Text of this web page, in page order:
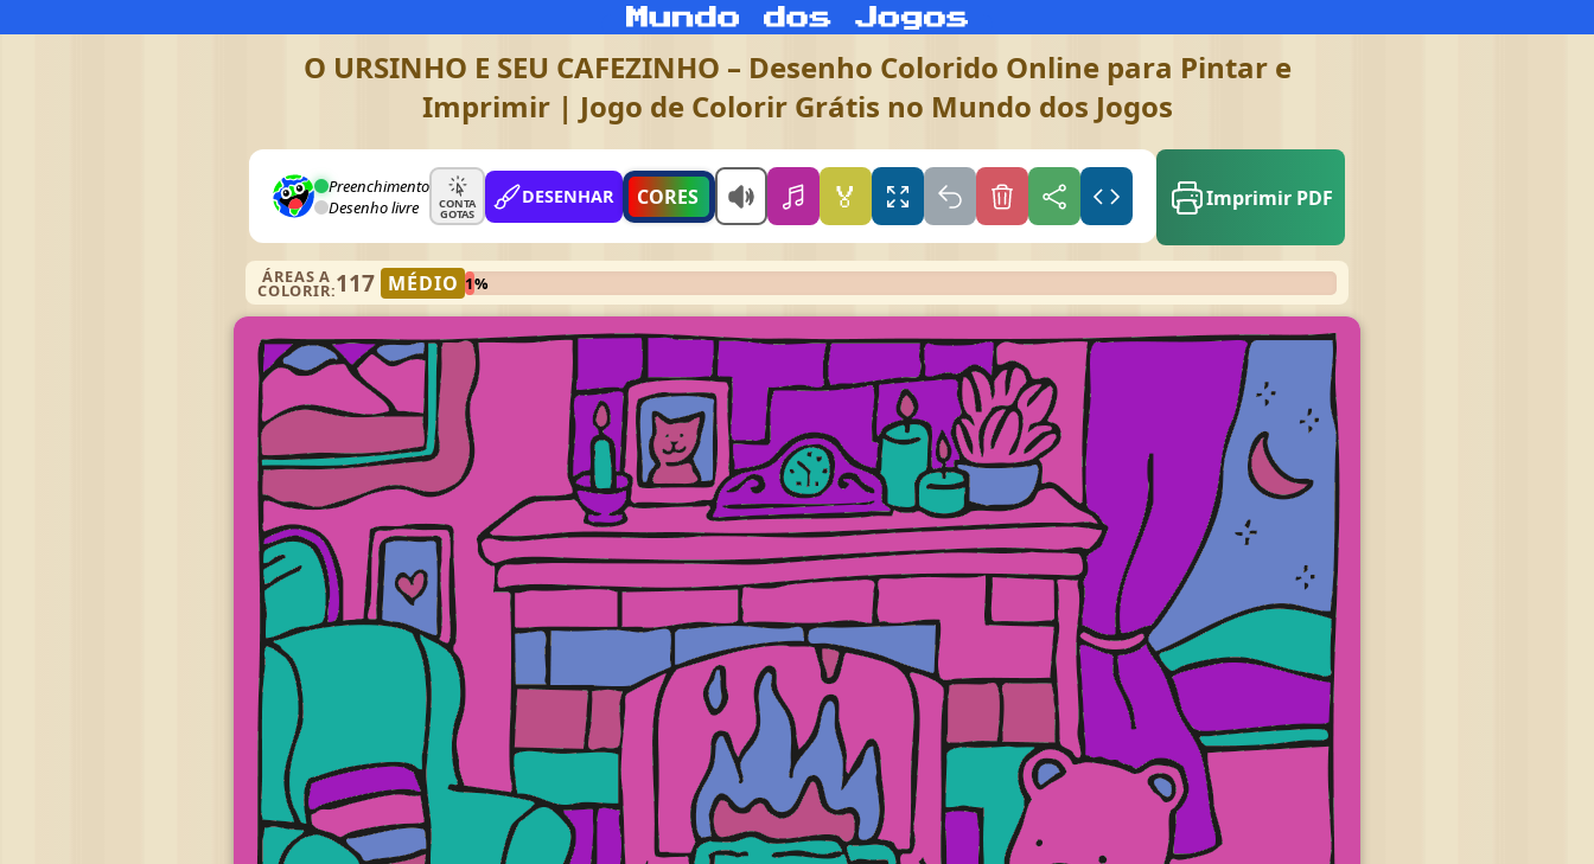
O URSINHO E SEU CAFEZINHO – Desenho Colorido Online para Pintar e
Imprimir | Jogo de Colorir Grátis no Mundo dos Jogos
Preenchimento
Desenho livre
CONTA
GOTAS
DESENHAR CORES 🏅 Imprimir PDF
ÁREAS A
COLORIR:117 MÉDIO 1%